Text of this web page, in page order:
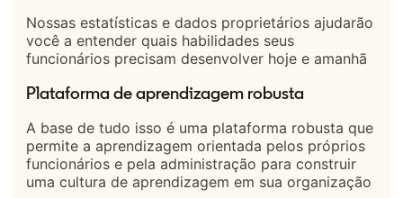
Nossas estatísticas e dados proprietários ajudarão
você a entender quais habilidades seus
funcionários precisam desenvolver hoje e amanhã
Plataforma de aprendizagem robusta
A base de tudo isso é uma plataforma robusta que
permite a aprendizagem orientada pelos próprios
funcionários e pela administração para construir
uma cultura de aprendizagem em sua organização